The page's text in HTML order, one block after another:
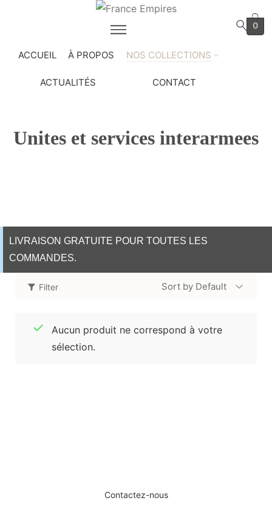
ACCUEIL À PROPOS NOS COLLECTIONS
ACTUALITÉS CONTACT
0
Unites et services interarmees
LIVRAISON GRATUITE POUR TOUTES LES
COMMANDES.
Filter Sort by Default
Aucun produit ne correspond à votre
sélection.
Contactez-nous